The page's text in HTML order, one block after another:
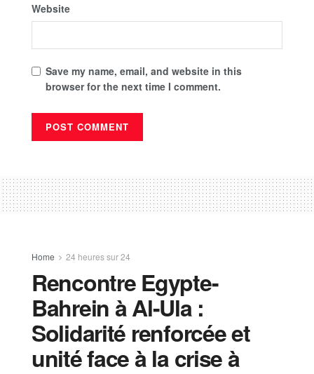
Website
Save my name, email, and website in this
browser for the next time I comment.
Home 24 heures sur 24
Rencontre Egypte-
Bahrein à Al-Ula :
Solidarité renforcée et
unité face à la crise à